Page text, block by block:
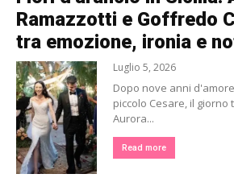
Ramazzotti e Goffredo
tra emozione, ironia e
Luglio 5, 2026
Dopo nove anni
piccolo Cesare, il
Aurora...
Read more